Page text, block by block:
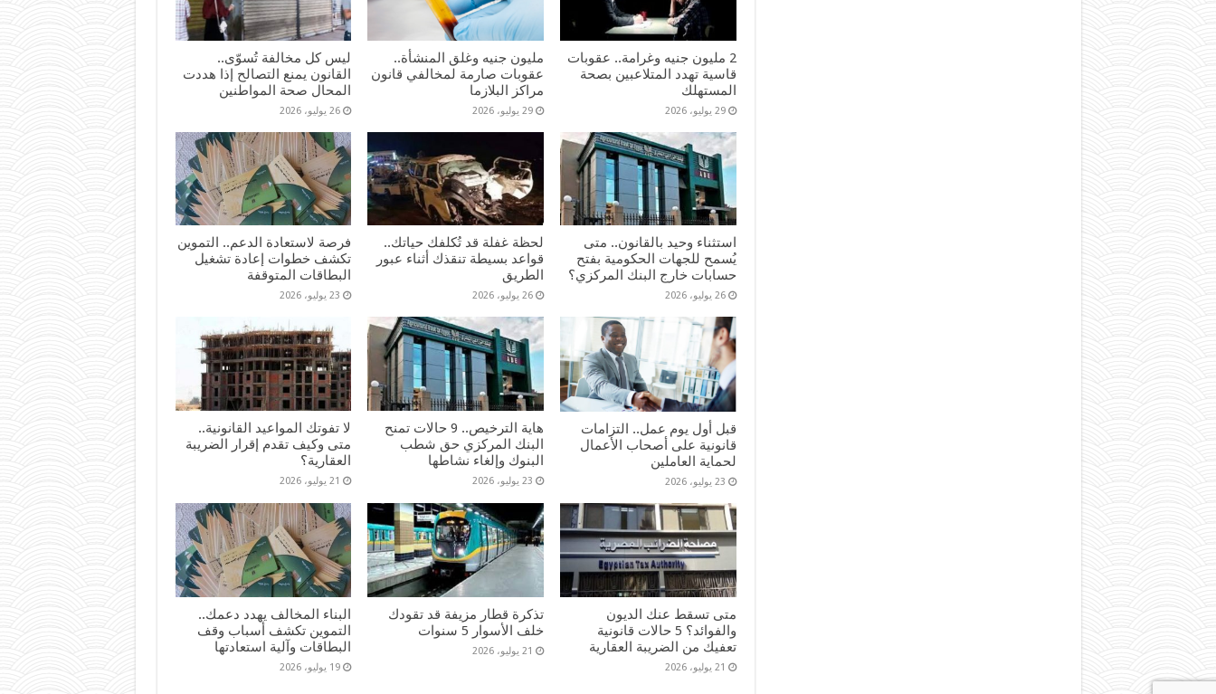
2 مليون جنيه وغرامة.. عقوبات
قاسية تهدد المتلاعبين بصحة
المستهلك
29 يوليو، 2026
مليون جنيه وغلق المنشأة..
عقوبات صارمة لمخالفي قانون
مراكز البلازما
29 يوليو، 2026
ليس كل مخالفة تُسوّى..
القانون يمنع التصالح إذا هددت
المحال صحة المواطنين
26 يوليو، 2026
استثناء وحيد بالقانون.. متى
يُسمح للجهات الحكومية بفتح
حسابات خارج البنك المركزي؟
26 يوليو، 2026
لحظة غفلة قد تُكلفك حياتك..
قواعد بسيطة تنقذك أثناء عبور
الطريق
26 يوليو، 2026
فرصة لاستعادة الدعم.. التموين
تكشف خطوات إعادة تشغيل
البطاقات المتوقفة
23 يوليو، 2026
قبل أول يوم عمل.. التزامات
قانونية على أصحاب الأعمال
لحماية العاملين
23 يوليو، 2026
هاية الترخيص.. 9 حالات تمنح
البنك المركزي حق شطب
البنوك وإلغاء نشاطها
23 يوليو، 2026
لا تفوتك المواعيد القانونية..
متى وكيف تقدم إقرار الضريبة
العقارية؟
21 يوليو، 2026
متى تسقط عنك الديون
والفوائد؟ 5 حالات قانونية
تعفيك من الضريبة العقارية
21 يوليو، 2026
تذكرة قطار مزيفة قد تقودك
خلف الأسوار 5 سنوات
21 يوليو، 2026
البناء المخالف يهدد دعمك..
التموين تكشف أسباب وقف
البطاقات وآلية استعادتها
19 يوليو، 2026